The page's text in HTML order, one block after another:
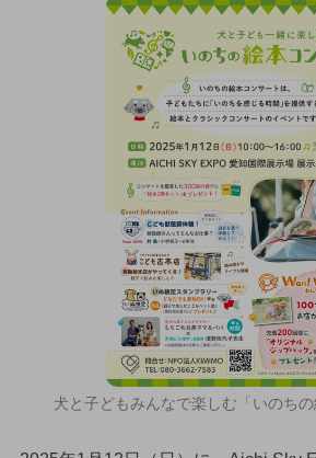
犬と子どもみんなで楽しむ「いのちの